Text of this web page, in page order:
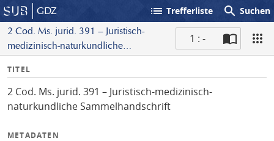
GDZ list Trefferliste search Suchen
2 Cod. Ms. jurid. 391 – Juristisch-
medizinisch-naturkundliche
1 : -
I
f
o
TITEL
2 Cod. Ms. jurid. 391 – Juristisch-medizinisch-
naturkundliche Sammelhandschrift
METADATEN